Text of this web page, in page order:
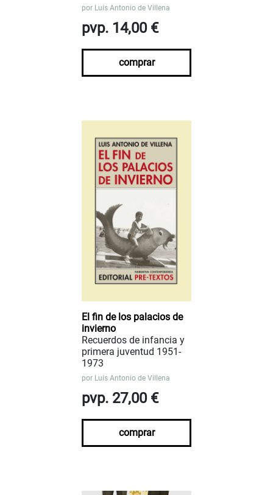
por Luis Antonio de Villena
pvp. 14,00 €
comprar
El fin de los palacios de
invierno
Recuerdos de infancia y
primera juventud 1951-
1973
por Luis Antonio de Villena
pvp. 27,00 €
comprar